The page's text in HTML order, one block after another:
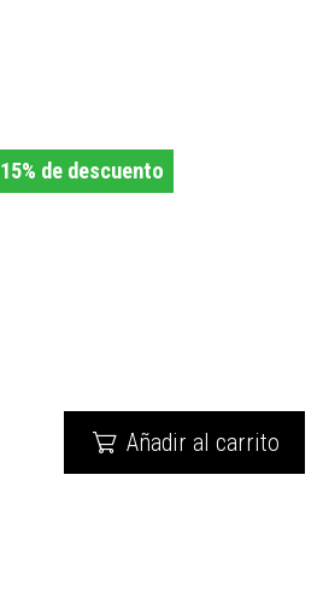
15% de descuento
 Añadir al carrito